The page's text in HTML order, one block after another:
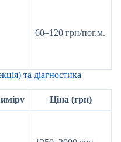
60–120 грн/пог.м.
та діагностика
Ціна (грн)